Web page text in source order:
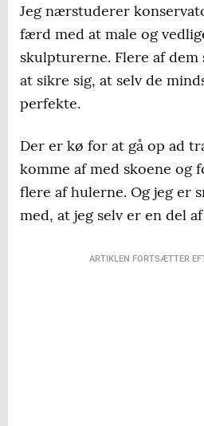
Jeg nærstuderer
færd med at male og
skulpturerne. Flere af
at sikre sig, at selv de
perfekte.
Der er kø for at gå op ad
komme af med skoene og
flere af hulerne. Og jeg er
med, at jeg selv er en del
ARTIKLEN FORTSÆTTER